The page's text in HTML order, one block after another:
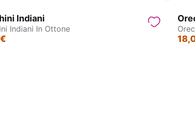
Indiani
Indiani In Ottone